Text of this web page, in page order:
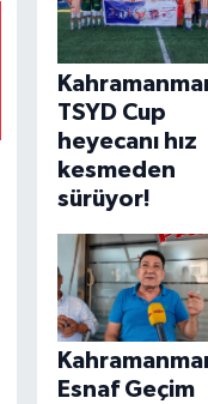
TSYD Cup
heyecanı hız
kesmeden
sürüyor!
Esnaf Geçim